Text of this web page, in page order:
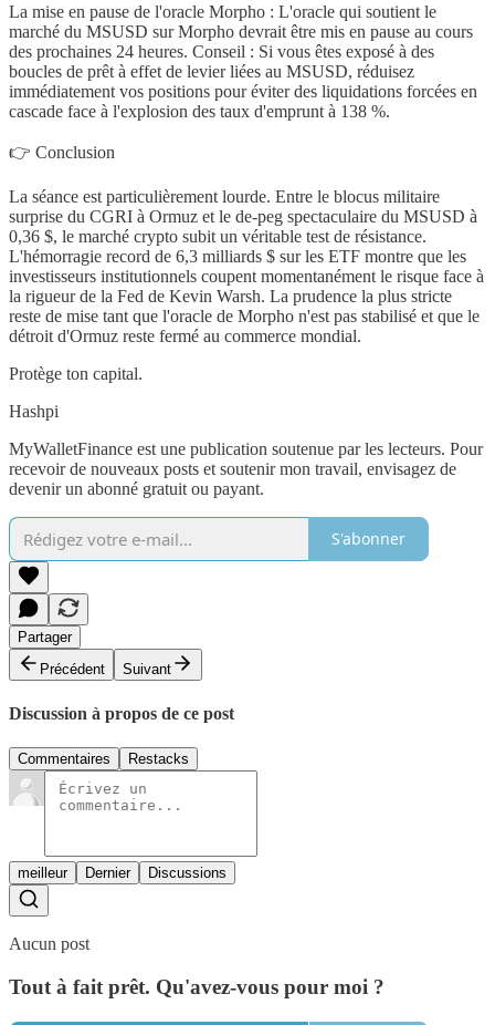
La mise en pause de l'oracle Morpho : L'oracle qui soutient le
marché du MSUSD sur Morpho devrait être mis en pause au cours
des prochaines 24 heures. Conseil : Si vous êtes exposé à des
boucles de prêt à effet de levier liées au MSUSD, réduisez
immédiatement vos positions pour éviter des liquidations forcées en
cascade face à l'explosion des taux d'emprunt à 138 %.
👉 Conclusion
La séance est particulièrement lourde. Entre le blocus militaire
surprise du CGRI à Ormuz et le de-peg spectaculaire du MSUSD à
0,36 $, le marché crypto subit un véritable test de résistance.
L'hémorragie record de 6,3 milliards $ sur les ETF montre que les
investisseurs institutionnels coupent momentanément le risque face à
la rigueur de la Fed de Kevin Warsh. La prudence la plus stricte
reste de mise tant que l'oracle de Morpho n'est pas stabilisé et que le
détroit d'Ormuz reste fermé au commerce mondial.
Protège ton capital.
Hashpi
MyWalletFinance est une publication soutenue par les lecteurs. Pour
recevoir de nouveaux posts et soutenir mon travail, envisagez de
devenir un abonné gratuit ou payant.
S'abonner
Partager
Précédent
Suivant
Discussion à propos de ce post
Commentaires Restacks
meilleur Dernier Discussions
Aucun post
Tout à fait prêt. Qu'avez-vous pour moi ?